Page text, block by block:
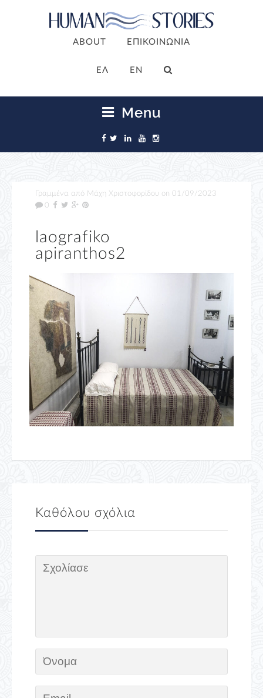
ABOUT ΕΠΙΚΟΙΝΩΝΙΑ
ΕΛ EN
Menu
Γραμμένα από Μάχη Χριστοφορίδου on 01/09/2023
0
laografiko
apiranthos2
Καθόλου σχόλια